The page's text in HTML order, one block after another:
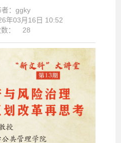
者：ggky
年03月16日 10:52
：
28